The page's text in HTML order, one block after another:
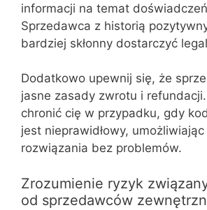
informacji na temat
Sprzedawca z historią
bardziej skłonny dostarczyć
Dodatkowo upewnij się, że
jasne zasady zwrotu i
chronić cię w przypadku, gdy
jest nieprawidłowy,
rozwiązania bez problemów.
Zrozumienie ryzyk
od sprzedawców